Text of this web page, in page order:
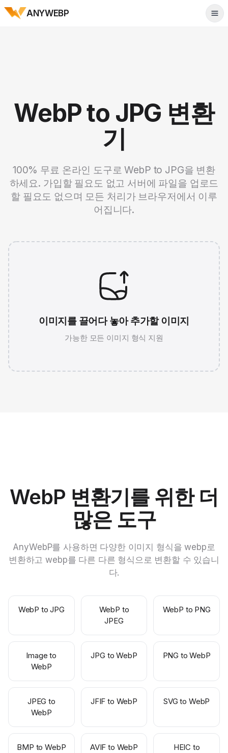
ANYWEBP
WebP to JPG 변환
기
100% 무료 온라인 도구로 WebP to JPG을 변환
하세요. 가입할 필요도 없고 서버에 파일을 업로드
할 필요도 없으며 모든 처리가 브라우저에서 이루
어집니다.
이미지를 끌어다 놓아 추가할 이미지
가능한 모든 이미지 형식 지원
WebP 변환기를 위한 더
많은 도구
AnyWebP를 사용하면 다양한 이미지 형식을 webp로
변환하고 webp를 다른 다른 형식으로 변환할 수 있습니
다.
WebP to JPG
WebP to
JPEG
WebP to PNG
Image to
WebP
JPG to WebP PNG to WebP
JPEG to
WebP
JFIF to WebP SVG to WebP
BMP to WebP AVIF to WebP
HEIC to